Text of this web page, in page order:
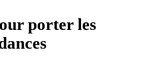
porter les